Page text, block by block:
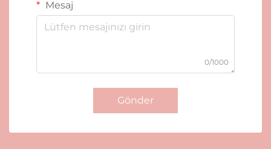
Mesaj
0/1000
Gönder